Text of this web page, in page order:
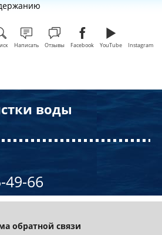
Написать Отзывы Facebook YouTube Instagram
воды
49-66
обратной связи